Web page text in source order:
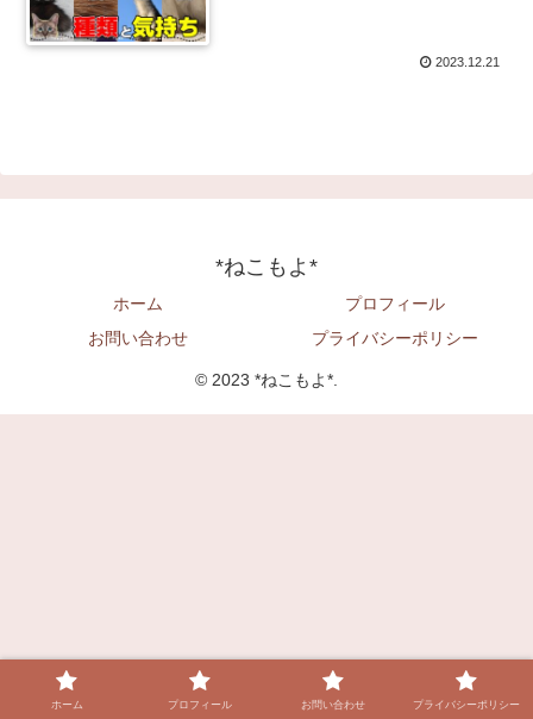
2023.12.21
*ねこもよ*
ホーム
プロフィール
お問い合わせ
プライバシーポリシー
© 2023 *ねこもよ*.
ホーム プロフィール お問い合わせ プライバシーポリシー